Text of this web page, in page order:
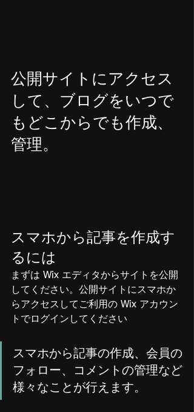
公開サイトにアクセス
して、ブログをいつで
もどこからでも作成、
管理。
スマホから記事を作成す
るには
まずは Wix エディタからサイトを公開
してください。公開サイトにスマホか
らアクセスしてご利用の Wix アカウン
トでログインしてください
スマホから記事の作成、会員の
フォロー、コメントの管理など
様々なことが行えます。